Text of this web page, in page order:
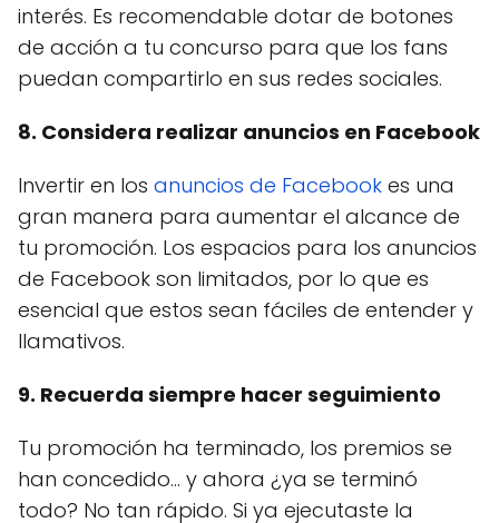
interés. Es recomendable dotar de botones
de acción a tu concurso para que los fans
puedan compartirlo en sus redes sociales.
8. Considera realizar anuncios en Facebook
Invertir en los anuncios de Facebook es una
gran manera para aumentar el alcance de
tu promoción. Los espacios para los anuncios
de Facebook son limitados, por lo que es
esencial que estos sean fáciles de entender y
llamativos.
9. Recuerda siempre hacer seguimiento
Tu promoción ha terminado, los premios se
han concedido... y ahora ¿ya se terminó
todo? No tan rápido. Si ya ejecutaste la